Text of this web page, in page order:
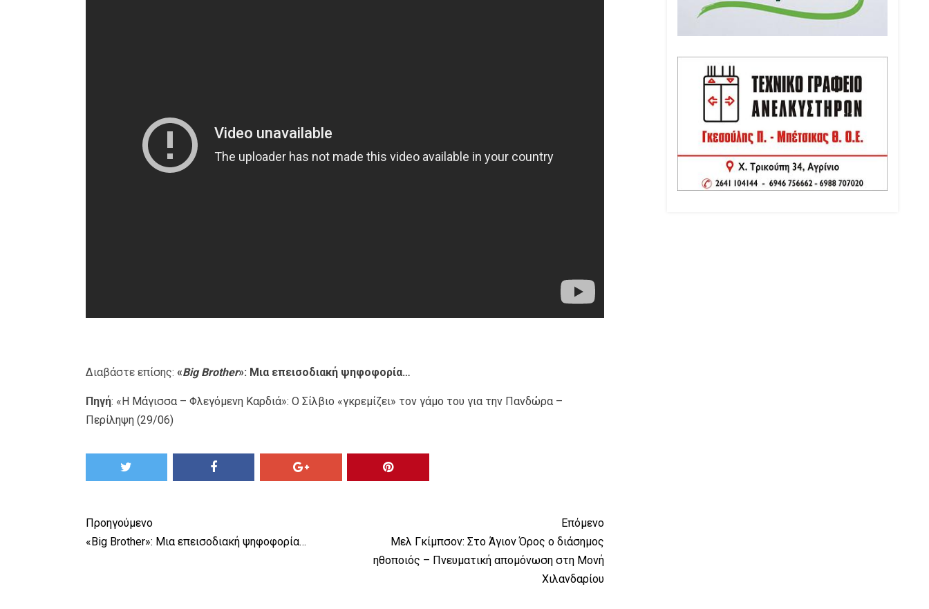
Διαβάστε επίσης: «Big Brother»: Μια επεισοδιακή ψηφοφορία…
Πηγή: «Η Μάγισσα – Φλεγόμενη Καρδιά»: Ο Σίλβιο «γκρεμίζει» τον γάμο του για την Πανδώρα –
Περίληψη (29/06)
Προηγούμενο
«Big Brother»: Μια επεισοδιακή ψηφοφορία…
Επόμενο
Μελ Γκίμπσον: Στο Άγιον Όρος ο διάσημος
ηθοποιός – Πνευματική απομόνωση στη Μονή
Χιλανδαρίου